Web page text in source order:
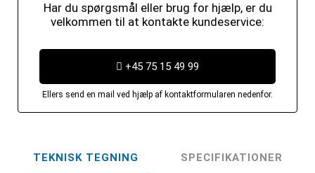
Har du spørgsmål eller brug for hjælp, er du
velkommen til at kontakte kundeservice:
+45 75 15 49 99
Ellers send en mail ved hjælp af kontaktformularen nedenfor.
TEKNISK TEGNING SPECIFIKATIONER